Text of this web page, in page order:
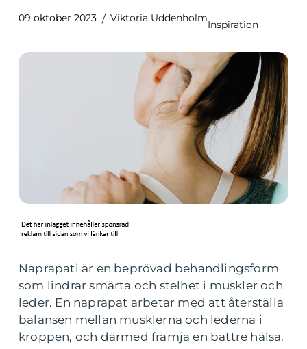
09 oktober 2023 Viktoria Uddenholm
Inspiration
Naprapati är en beprövad behandlingsform
som lindrar smärta och stelhet i muskler och
leder. En naprapat arbetar med att återställa
balansen mellan musklerna och lederna i
kroppen, och därmed främja en bättre hälsa.